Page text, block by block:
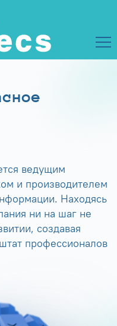
ведущим
и производителем
Находясь
ни на шаг не
создавая
профессионалов